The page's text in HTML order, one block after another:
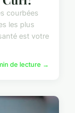
courbées
les plus
est votre
de lecture →